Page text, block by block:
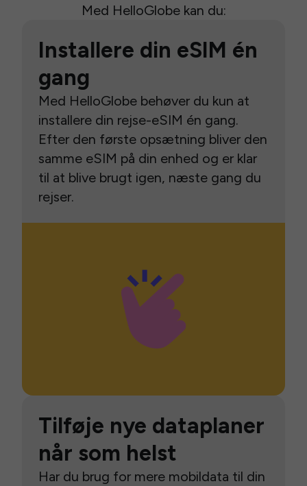
Med HelloGlobe kan du:
Installere din eSIM én
gang
Med HelloGlobe behøver du kun at
installere din rejse-eSIM én gang.
Efter den første opsætning bliver den
samme eSIM på din enhed og er klar
til at blive brugt igen, næste gang du
rejser.
Tilføje nye dataplaner
når som helst
Har du brug for mere mobildata til din